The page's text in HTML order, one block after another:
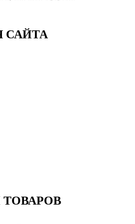
САЙТА
ТОВАРОВ